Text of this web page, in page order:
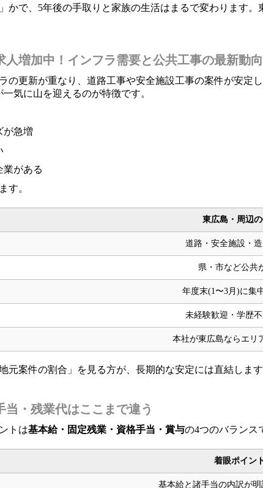
かで、5年後の手取りと家族の生活はまるで変わります
増加中！インフラ需要と公共工事の最新動向
更新が重なり、道路工事や安全施設工事の案件が安定し
気に山を迎えるのが特徴です。
が急増
業がある
す。
東広島・周辺
道路・安全施設・
県・市など公共
年度末(1〜3月)に集
未経験歓迎・学歴
本社が東広島ならエリ
案件の割合」を見る方が、長期的な安定には直結します
・残業代はここまで違う
トは基本給・固定残業・資格手当・賞与の4つのバランス
着眼ポイン
基本給と諸手当の内訳が